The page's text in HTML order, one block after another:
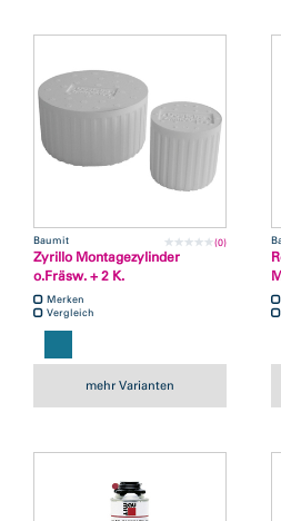
Baumit (0)
Zyrillo Montagezylinder
o.Fräsw. + 2 K.
Merken
Vergleich
mehr Varianten